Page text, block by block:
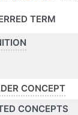
TERM
CONCEPT
CONCEPTS